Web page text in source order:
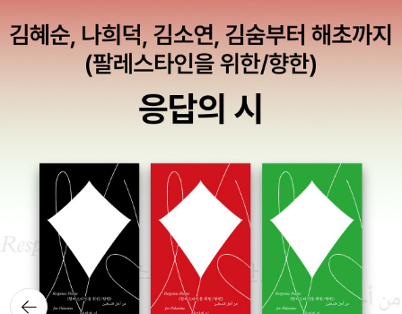
뒤로가
기